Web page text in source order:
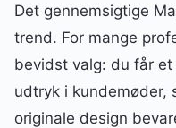
Det gennemsigtige
trend. For mange
bevidst valg: du får
udtryk i kundemøder,
originale design